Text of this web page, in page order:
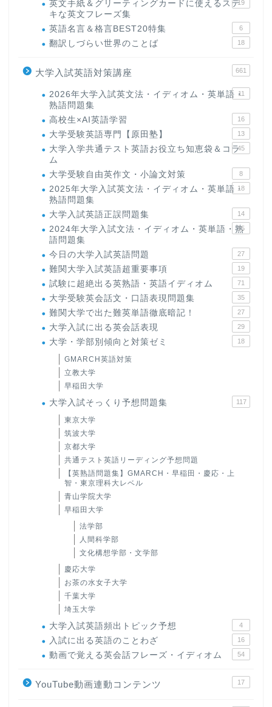
英文手紙＆グリーティングカードに使えるステ
キな英文フレーズ集
19
英語名言＆格言BEST20特集 6
翻訳しづらい世界のことば 18
大学入試英語対策講座 661
2026年大学入試英文法・イディオム・英単語・
熟語問題集
11
高校生×AI英語学習 16
大学受験英語専門【原田塾】 13
大学入学共通テスト英語お役立ち知恵袋＆コラ
ム
45
大学受験自由英作文・小論文対策 8
2025年大学入試英文法・イディオム・英単語・
熟語問題集
18
大学入試英語正誤問題集 14
2024年大学入試文法・イディオム・英単語・熟
語問題集
15
今日の大学入試英語問題 27
難関大学入試英語超重要事項 19
試験に超絶出る英熟語・英語イディオム 71
大学受験英会話文・口語表現問題集 35
難関大学で出た難英単語徹底暗記！ 27
大学入試に出る英会話表現 29
大学・学部別傾向と対策ゼミ 18
GMARCH英語対策
立教大学
早稲田大学
大学入試そっくり予想問題集 117
東京大学
筑波大学
京都大学
共通テスト英語リーディング予想問題
【英熟語問題集】GMARCH・早稲田・慶応・上
智・東京理科大レベル
青山学院大学
早稲田大学
法学部
人間科学部
文化構想学部・文学部
慶応大学
お茶の水女子大学
千葉大学
埼玉大学
大学入試英語頻出トピック予想 4
入試に出る英語のことわざ 16
動画で覚える英会話フレーズ・イディオム 54
YouTube動画連動コンテンツ 17